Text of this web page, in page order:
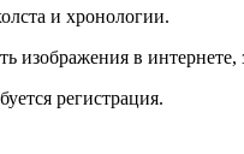
и хронологии.
изображения в интернете,
регистрация.